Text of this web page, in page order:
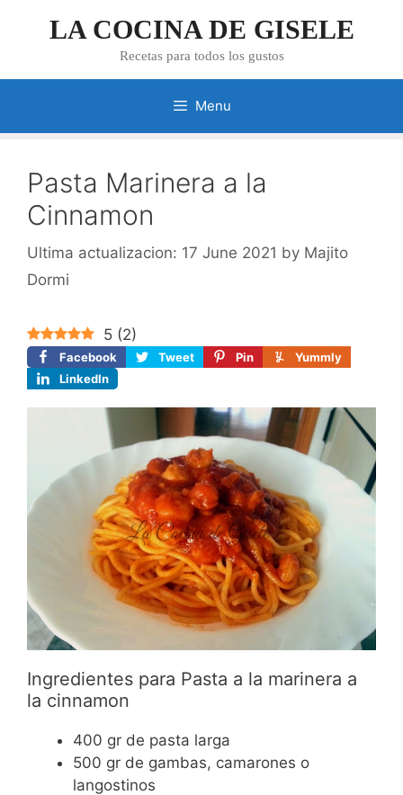
LA COCINA DE GISELE
Recetas para todos los gustos
Menu
Pasta Marinera a la
Cinnamon
17 June 2021 by Majito
Dormi
5 (2)
Facebook Tweet Pin
Yummly
LinkedIn
Ingredientes para Pasta a la marinera a
la cinnamon
400 gr de pasta larga
500 gr de gambas, camarones o
langostinos